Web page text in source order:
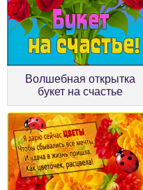
Волшебная открытка
букет на счастье